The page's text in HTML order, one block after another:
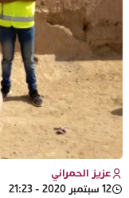
عزيز الحمراني
12 سبتمبر 2020 - 21:23